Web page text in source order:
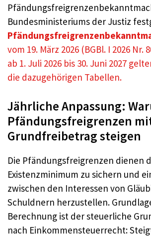
Bundesministeriums der Justiz
vom 19. März 2026 (BGBl. I 2026 Nr.
ab 1. Juli 2026 bis 30. Juni 2027
die dazugehörigen Tabellen.
Jährliche Anpassung:
Pfändungsfreigrenzen
Grundfreibetrag steigen
Die Pfändungsfreigrenzen dienen
Existenzminimum zu sichern und
zwischen den Interessen von
Schuldnern herzustellen.
Berechnung ist der steuerliche
nach Einkommensteuerrecht: